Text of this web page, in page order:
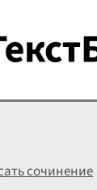
сочинение